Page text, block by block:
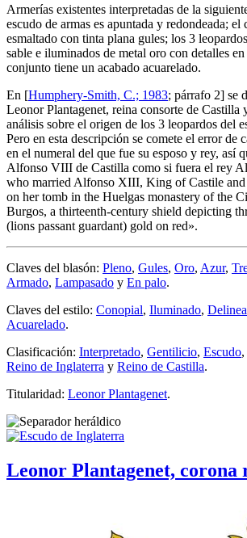
Armerías existentes interpretadas de la
escudo de armas es apuntada y redondeada; el
esmaltado con tinta plana gules; los 3
sable e iluminados de metal oro con detalles
conjunto tiene un acabado acuarelado.
En [Humphery-Smith, C.; 1983; párrafo 2] se
Leonor Plantagenet, reina consorte de Castilla
análisis sobre el origen de los 3 leopardos del
Pero en esta descripción se comete el error de
en el numeral del que fue su esposo y rey, así
Alfonso VIII de Castilla como si fuera el rey
who married Alfonso XIII, King of Castile and
on her tomb in the Huelgas monastery of the
Burgos, a thirteenth-century shield depicting
(lions passant guardant) gold on red».
Claves del blasón: Pleno, Gules, Oro, Azur,
Armado, Lampasado y En palo.
Claves del estilo: Conopial, Iluminado,
Acuarelado.
Clasificación: Interpretado, Gentilicio, Escudo,
Reino de Inglaterra y Reino de Castilla.
Titularidad: Leonor Plantagenet.
Leonor Plantagenet, corona